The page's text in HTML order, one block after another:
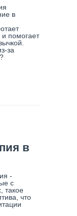
в
и помогает
за
в
-
с
такое
что